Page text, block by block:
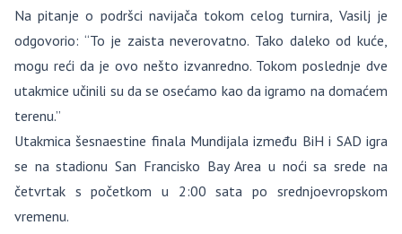
Na pitanje o podršci navijača tokom celog turnira, Vasilj je
odgovorio: “To je zaista neverovatno. Tako daleko od kuće,
mogu reći da je ovo nešto izvanredno. Tokom poslednje dve
utakmice učinili su da se osećamo kao da igramo na domaćem
terenu.”
Utakmica šesnaestine finala Mundijala između BiH i SAD igra
se na stadionu San Francisko Bay Area u noći sa srede na
četvrtak s početkom u 2:00 sata po srednjoevropskom
vremenu.